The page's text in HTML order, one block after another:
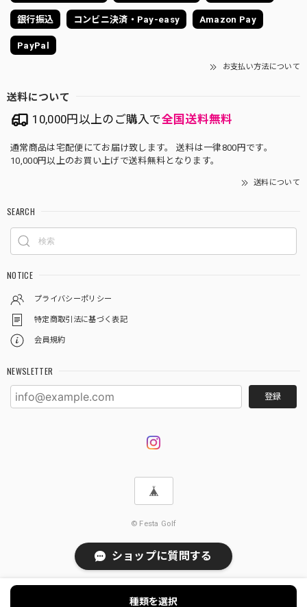
銀行振込 コンビニ決済・Pay-easy Amazon Pay
PayPal
お支払い方法について
送料について
10,000円以上のご購入で全国送料無料
通常商品は宅配便にてお届け致します。 送料は一律800円です。
10,000円以上のお買い上げで送料無料となります。
送料について
SEARCH
NOTICE
プライバシーポリシー
特定商取引法に基づく表記
会員規約
NEWSLETTER
登録
© Festa Golf
種類を選択
ショップに質問する